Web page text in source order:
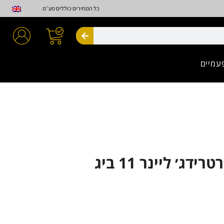
כל המחירים כוללים מע״מ
חיפוש
Advance קרטרידג׳ ליינר 11 ביג